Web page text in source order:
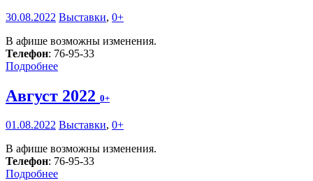
30.08.2022 Выставки, 0+
В афише возможны изменения.
Телефон: 76-95-33
Подробнее
Август 2022 0+
01.08.2022 Выставки, 0+
В афише возможны изменения.
Телефон: 76-95-33
Подробнее